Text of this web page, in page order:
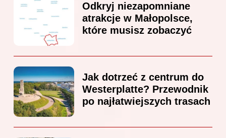
Odkryj niezapomniane
atrakcje w Małopolsce,
które musisz zobaczyć
Jak dotrzeć z centrum do
Westerplatte? Przewodnik
po najłatwiejszych trasach